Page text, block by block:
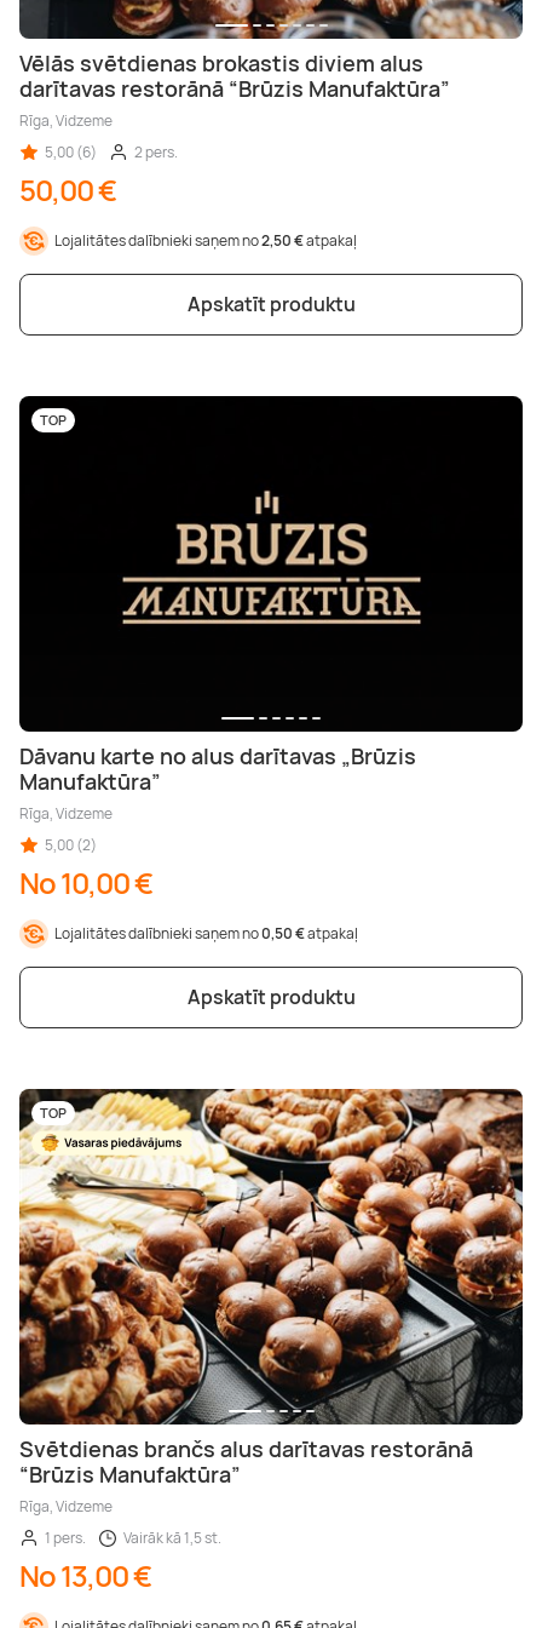
Vēlās svētdienas brokastis diviem alus
darītavas restorānā “Brūzis Manufaktūra”
Rīga, Vidzeme
5,00 (6)
2 pers.
50,00 €
Lojalitātes dalībnieki saņem no2,50 €atpakaļ
Apskatīt produktu
TOP
Dāvanu karte no alus darītavas „Brūzis
Manufaktūra”
Rīga, Vidzeme
5,00 (2)
No 10,00 €
Lojalitātes dalībnieki saņem no0,50 €atpakaļ
Apskatīt produktu
TOP
Svētdienas brančs alus darītavas restorānā
“Brūzis Manufaktūra”
Rīga, Vidzeme
1 pers.
Vairāk kā 1,5 st.
No 13,00 €